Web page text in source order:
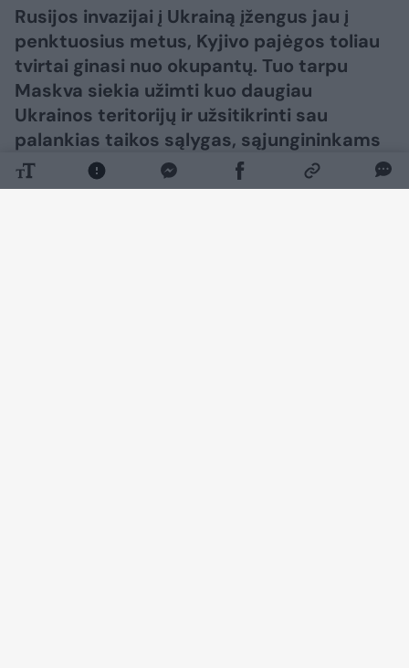
Rusijos invazijai į Ukrainą įžengus jau į
penktuosius metus, Kyjivo pajėgos toliau
tvirtai ginasi nuo okupantų. Tuo tarpu
Maskva siekia užimti kuo daugiau
Ukrainos teritorijų ir užsitikrinti sau
palankias taikos sąlygas, sąjungininkams
siekiant skubiai užbaigti karą.​​​​​​​​​​​​​​​​​​​​​​​​​​​